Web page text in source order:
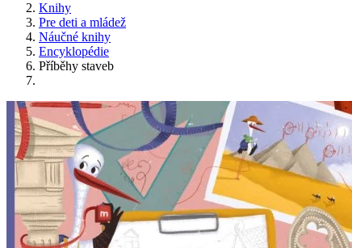
Knihy
Pre deti a mládež
Náučné knihy
Encyklopédie
Příběhy staveb